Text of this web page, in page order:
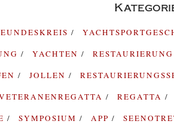
YACHTEN
JOLLEN
REGATTA
SYMPOSIUM APP